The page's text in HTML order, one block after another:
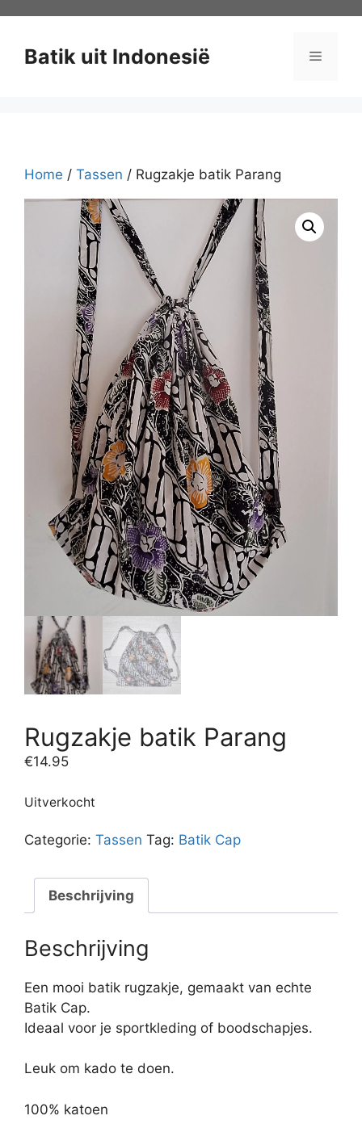
inhoud
Batik uit Indonesië Menu
Home / Tassen / Rugzakje batik Parang
Rugzakje batik Parang
€14.95
Uitverkocht
Categorie: Tassen Tag: Batik Cap
Beschrijving
Beschrijving
Een mooi batik rugzakje, gemaakt van echte
Batik Cap.
Ideaal voor je sportkleding of boodschapjes.
Leuk om kado te doen.
100% katoen